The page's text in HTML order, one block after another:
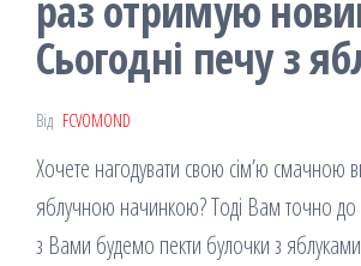
раз отримую
Сьогодні печу з
Від FCVOMOND
Хочете нагодувати свою сім’ю смачною
яблучною начинкою? Тоді Вам точно до
з Вами будемо пекти булочки з